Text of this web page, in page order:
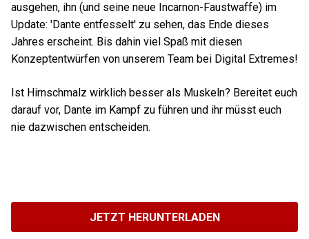
ausgehen, ihn (und seine neue Incarnon-Faustwaffe) im
Update: 'Dante entfesselt' zu sehen, das Ende dieses
Jahres erscheint. Bis dahin viel Spaß mit diesen
Konzeptentwürfen von unserem Team bei Digital Extremes!
Ist Hirnschmalz wirklich besser als Muskeln? Bereitet euch
darauf vor, Dante im Kampf zu führen und ihr müsst euch
nie dazwischen entscheiden.
JETZT HERUNTERLADEN